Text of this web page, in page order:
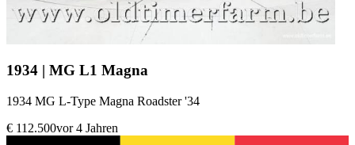
1934 | MG L1 Magna
1934 MG L-Type Magna Roadster '34
€ 112.500vor 4 Jahren